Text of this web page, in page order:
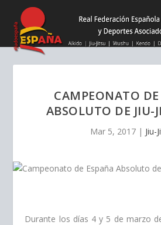
este
sitio
web
accesibilidad.
CAMPEONATO
ABSOLUTO DE JIU-
Mar 5, 2017| Jiu-
Durante los días 4 y 5 de marzo